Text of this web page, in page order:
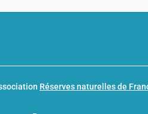
Réserves naturelles de